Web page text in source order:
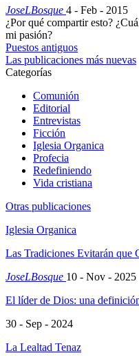
JoseLBosque 4 - Feb - 2015
¿Por qué compartir esto?
mi pasión?
Puestos antiguos
Las publicaciones más nuevas
Categorías
Comunión
Editorial
Entrevistas
Ficción
Iglesia Organica
Profecia
Redefiniendo
Vida cristiana
Otras publicaciones
Iglesia Organica
Las Tradiciones Evitarán que
JoseLBosque 10 - Nov - 2025
El líder de Dios: una
30 - Sep - 2024
La Lealtad Tenaz